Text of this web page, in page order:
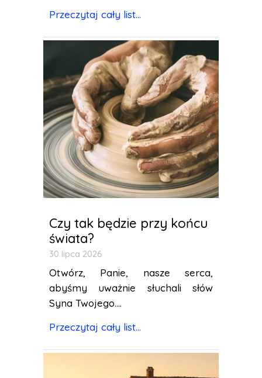
Przeczytaj cały list...
Czy tak będzie przy końcu
świata?
30 lipca 2026
Otwórz, Panie, nasze serca,
abyśmy uważnie słuchali słów
Syna Twojego....
Przeczytaj cały list...